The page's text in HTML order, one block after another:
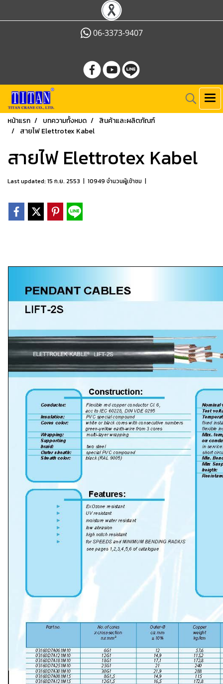
06-3373-9407
หน้าแรก บทความทั้งหมด
สินค้าและผลิตภัณฑ์
สายไฟ Elettrotex Kabel
สายไฟ Elettrotex Kabel
Last updated: 15 ก.ย. 2553 | 10949 จำนวนผู้เข้าชม |